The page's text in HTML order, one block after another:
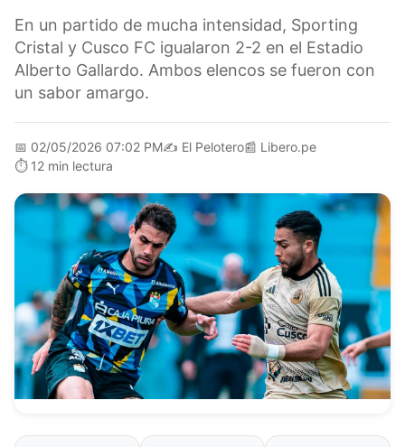
En un partido de mucha intensidad, Sporting
Cristal y Cusco FC igualaron 2-2 en el Estadio
Alberto Gallardo. Ambos elencos se fueron con
un sabor amargo.
📅 02/05/2026 07:02 PM✍️ El Pelotero📰 Libero.pe
⏱️ 12 min lectura